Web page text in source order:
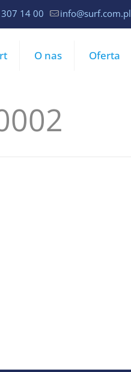
14 00 info@surf.com.pl
O nas Oferta